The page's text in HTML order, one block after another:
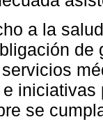
a la
se